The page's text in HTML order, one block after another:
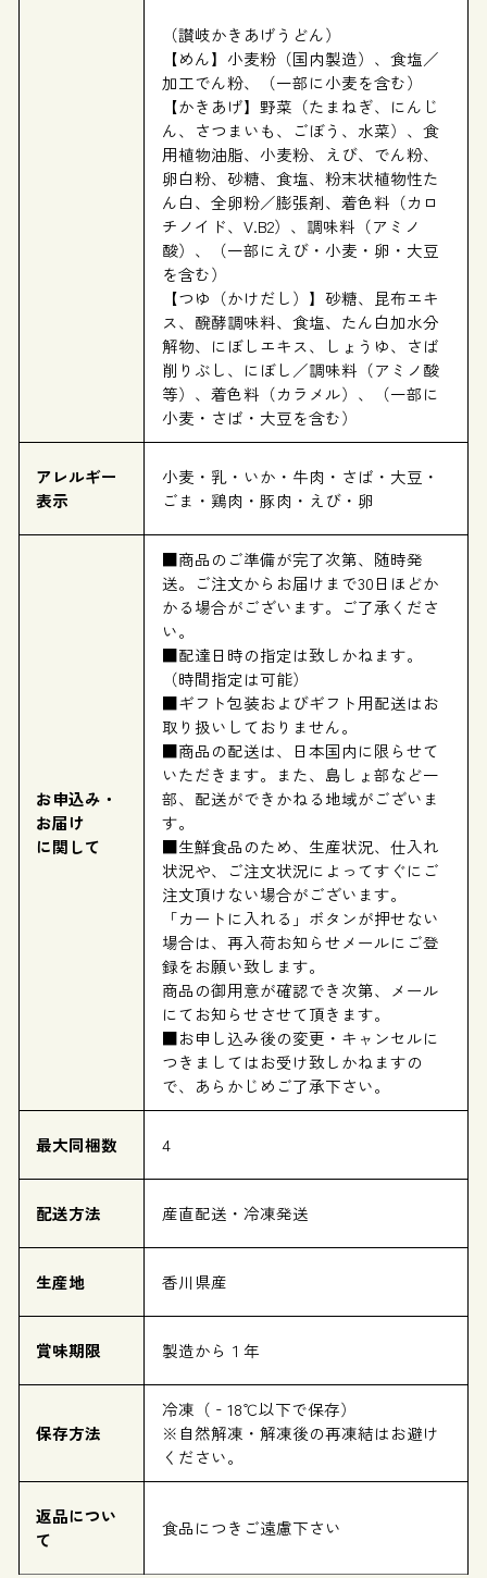
（讃岐かきあげうどん）
【めん】小麦粉（国内製造）、食塩／
加工でん粉、（一部に小麦を含む）
【かきあげ】野菜（たまねぎ、にんじ
ん、さつまいも、ごぼう、水菜）、食
用植物油脂、小麦粉、えび、でん粉、
卵白粉、砂糖、食塩、粉末状植物性た
ん白、全卵粉／膨張剤、着色料（カロ
チノイド、V.B2）、調味料（アミノ
酸）、（一部にえび・小麦・卵・大豆
を含む）
【つゆ（かけだし）】砂糖、昆布エキ
ス、醗酵調味料、食塩、たん白加水分
解物、にぼしエキス、しょうゆ、さば
削りぶし、にぼし／調味料（アミノ酸
等）、着色料（カラメル）、（一部に
小麦・さば・大豆を含む）
アレルギー
表示
小麦・乳・いか・牛肉・さば・大豆・
ごま・鶏肉・豚肉・えび・卵
お申込み・
お届け
に関して
■商品のご準備が完了次第、随時発
送。ご注文からお届けまで30日ほどか
かる場合がございます。ご了承くださ
い。
■配達日時の指定は致しかねます。
（時間指定は可能）
■ギフト包装およびギフト用配送はお
取り扱いしておりません。
■商品の配送は、日本国内に限らせて
いただきます。また、島しょ部など一
部、配送ができかねる地域がございま
す。
■生鮮食品のため、生産状況、仕入れ
状況や、ご注文状況によってすぐにご
注文頂けない場合がございます。
「カートに入れる」ボタンが押せない
場合は、再入荷お知らせメールにご登
録をお願い致します。
商品の御用意が確認でき次第、メール
にてお知らせさせて頂きます。
■お申し込み後の変更・キャンセルに
つきましてはお受け致しかねますの
で、あらかじめご了承下さい。
最大同梱数 4
配送方法 産直配送・冷凍発送
生産地 香川県産
賞味期限 製造から１年
保存方法
冷凍（‐18℃以下で保存）
※自然解凍・解凍後の再凍結はお避け
ください。
返品につい
て
食品につきご遠慮下さい